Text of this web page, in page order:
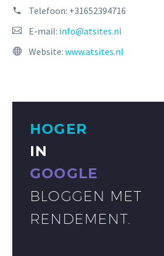
Telefoon: +31652394716
E-mail: info@atsites.nl
Website: www.atsites.nl
HOGER
IN
GOOGLE
BLOGGEN MET
RENDEMENT.